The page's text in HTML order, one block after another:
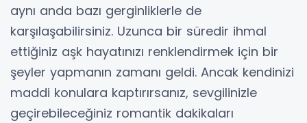
aynı anda bazı gerginliklerle de
karşılaşabilirsiniz. Uzunca bir süredir ihmal
ettiğiniz aşk hayatınızı renklendirmek için bir
şeyler yapmanın zamanı geldi. Ancak kendinizi
maddi konulara kaptırırsanız, sevgilinizle
geçirebileceğiniz romantik dakikaları